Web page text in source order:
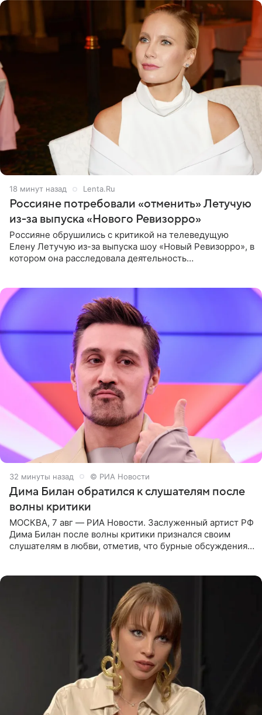
18 минут назад Lenta.Ru
Россияне потребовали «отменить» Летучую
из-за выпуска «Нового Ревизорро»
Россияне обрушились с критикой на телеведущую
Елену Летучую из-за выпуска шоу «Новый Ревизорро», в
котором она расследовала деятельность
32 минуты назад © РИА Новости
Дима Билан обратился к слушателям после
волны критики
МОСКВА, 7 авг — РИА Новости. Заслуженный артист РФ
Дима Билан после волны критики признался своим
слушателям в любви, отметив, что бурные обсуждения